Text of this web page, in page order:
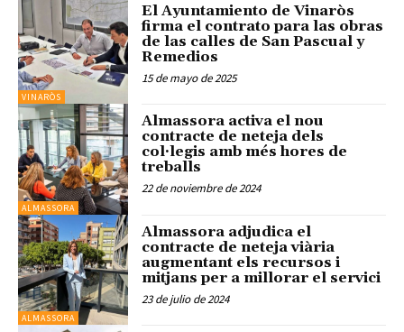
VINARÒS
El Ayuntamiento de Vinaròs
firma el contrato para las obras
de las calles de San Pascual y
Remedios
15 de mayo de 2025
ALMASSORA
Almassora activa el nou
contracte de neteja dels
col·legis amb més hores de
treballs
22 de noviembre de 2024
ALMASSORA
Almassora adjudica el
contracte de neteja viària
augmentant els recursos i
mitjans per a millorar el servici
23 de julio de 2024